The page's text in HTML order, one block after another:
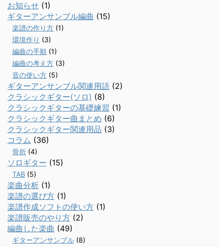
お知らせ (1)
ギターアンサンブル編曲 (15)
楽譜の作り方 (1)
環境作り (3)
編曲の手順 (1)
編曲の考え方 (3)
音の使い方 (5)
ギターアンサンブル関連用語 (2)
クラシックギター(ソロ) (8)
クラシックギターの基礎練習 (1)
クラシックギター曲まとめ (6)
クラシックギター関連用品 (3)
コラム (36)
骨折 (4)
ソロギター (15)
TAB (5)
楽曲分析 (1)
楽譜の選び方 (1)
楽譜作成ソフトの使い方 (1)
楽譜販売のやり方 (2)
編曲した楽曲 (49)
ギターアンサンブル (8)